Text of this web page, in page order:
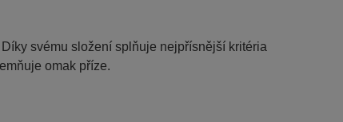
svému složení splňuje nejpřísnější kritéria
omak příze.